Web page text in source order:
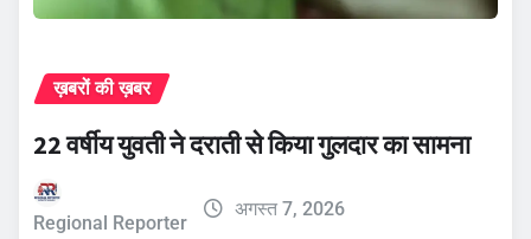
ख़बरों की ख़बर
22 वर्षीय युवती ने दराती से किया गुलदार का सामना
Regional Reporter
अगस्त 7, 2026